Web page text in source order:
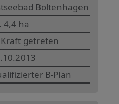
Boltenhagen
4,4 ha
getreten
B-Plan